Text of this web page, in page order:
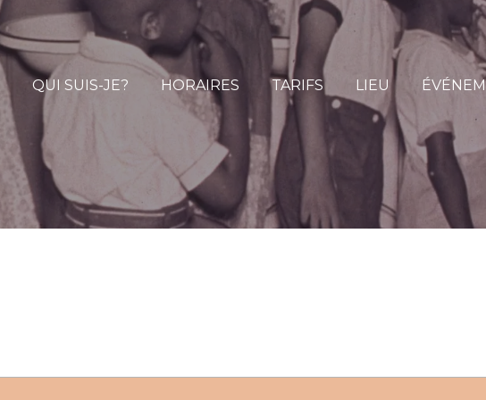
QUI SUIS-JE? HORAIRES TARIFS LIEU